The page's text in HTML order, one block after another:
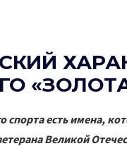
спорта есть имена,
Великой